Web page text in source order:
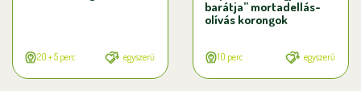
20 + 5 perc egyszerű
barátja” mortadellás-
olívás korongok
10 perc egyszerű